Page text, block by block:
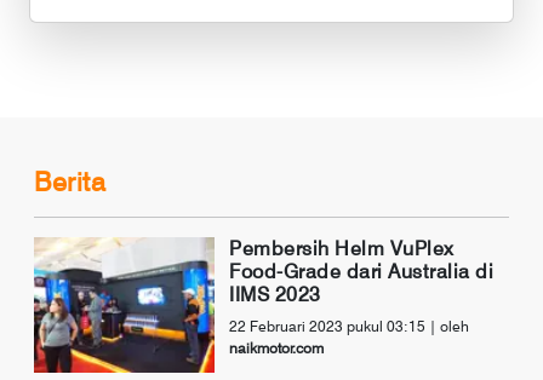
Berita
Pembersih Helm VuPlex
Food-Grade dari Australia di
IIMS 2023
22 Februari 2023 pukul 03:15 | oleh
naikmotor.com